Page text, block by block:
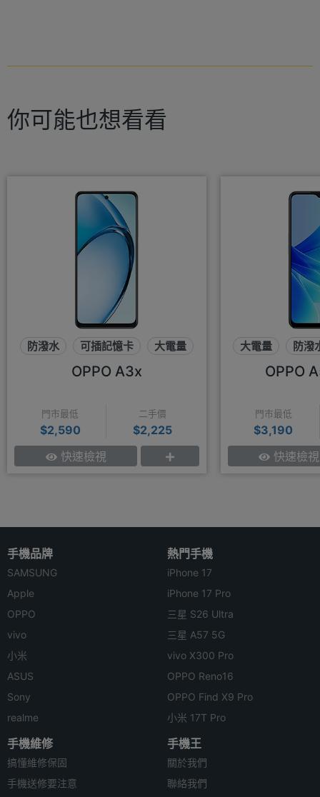
你可能也想看看
防潑水 可插記憶卡 大電量
OPPO A3x
門市最低
$2,590
二手價
$2,225
快速檢視
大電量 防潑
OPPO
門市最低
$3,190
快速檢視
手機品牌
SAMSUNG
Apple
OPPO
vivo
小米
ASUS
Sony
realme
熱門手機
iPhone 17
iPhone 17 Pro
三星 S26 Ultra
三星 A57 5G
vivo X300 Pro
OPPO Reno16
OPPO Find X9 Pro
小米 17T Pro
手機維修
搞懂維修保固
手機送修要注意
手機王
關於我們
聯絡我們